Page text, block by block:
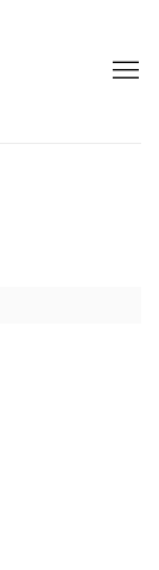
in a popup: